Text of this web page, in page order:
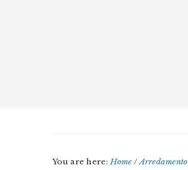
You are here:Home / Arredamento